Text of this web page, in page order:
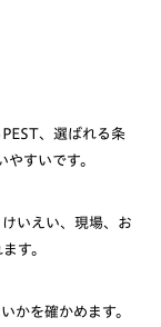
、選ばれる条
すいです。
いえい、現場、お
す。
かを確かめます。